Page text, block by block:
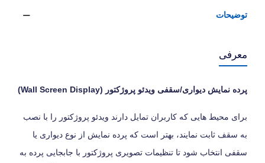
توضیحات
معرفی
پرده نمایش دیواری/سقفی ویدئو پروژکتور (Wall Screen Display
)
برای محیط هایی که کاربران تمایل دارند ویدئو پروژکتور را با نصب
به سقف ثابت نمایند، بهتر است که پرده نمایش از نوع دیواری یا
سقفی انتخاب شود تا تنظیمات تصویری پروژکتور با جابجایی پرده به